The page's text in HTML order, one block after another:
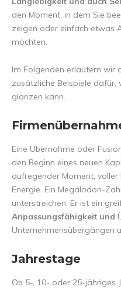
den Moment, in dem Sie
zeigen oder einfach etwas
möchten.
Im Folgenden erläutern wir
zusätzliche Beispiele dafür,
glänzen kann.
Eine Übernahme oder
den Beginn eines neuen
aufregender Moment,
Energie. Ein Megalodon-
unterstreichen. Er ist ein
Anpassungsfähigkeit und
Unternehmensübergängen
Jahrestage
Ob 5-, 10- oder 25-jähriges